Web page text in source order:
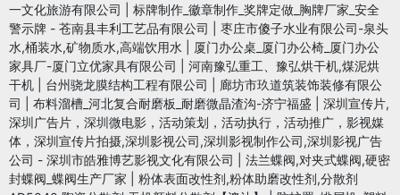
一文化旅游有限公司
标牌制作_徽章制作_奖牌定做_胸牌厂家_安全
警示牌 - 苍南县丰利工艺品有限公司
枣庄市傻子水业有限公司-泉头
水,桶装水,矿物质水,高端饮用水
厦门办公桌_厦门办公椅_厦门办公
家具厂-厦门立优家具有限公司
河南豫弘重工、豫弘烘干机,煤泥烘
干机
台州骁龙膜结构工程有限公司
廊坊市玖道筑装饰装修有限公
司
布料溜槽_河北复合耐磨板_耐磨微晶渣沟-济宁福盛
深圳宣传片,
深圳广告片，深圳微电影，活动策划，活动执行，活动推广，影视媒
体，深圳宣传片拍摄,深圳影视公司,深圳影视制作公司,深圳影视广告
公司 - 深圳市皓雅博艺影视文化有限公司
法兰蝶阀,对夹式蝶阀,硬密
封蝶阀_蝶阀生产厂家
粉体表面改性剂,粉体助磨改性剂,分散剂